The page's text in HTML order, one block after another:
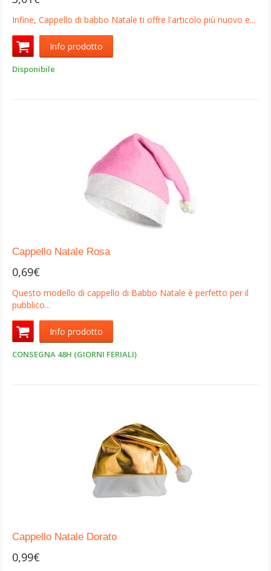
Infine, Cappello di babbo Natale ti offre l'articolo più nuovo e...
Info prodotto
Disponibile
Cappello Natale Rosa
0,69€
Questo modello di cappello di Babbo Natale è perfetto per il
pubblico...
Info prodotto
CONSEGNA 48H (GIORNI FERIALI)
Cappello Natale Dorato
0,99€